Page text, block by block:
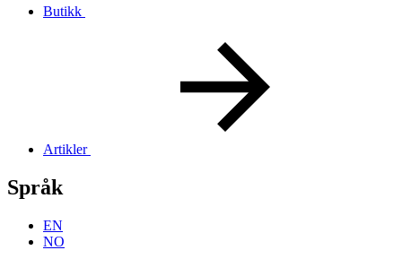
Butikk
Artikler
Språk
EN
NO